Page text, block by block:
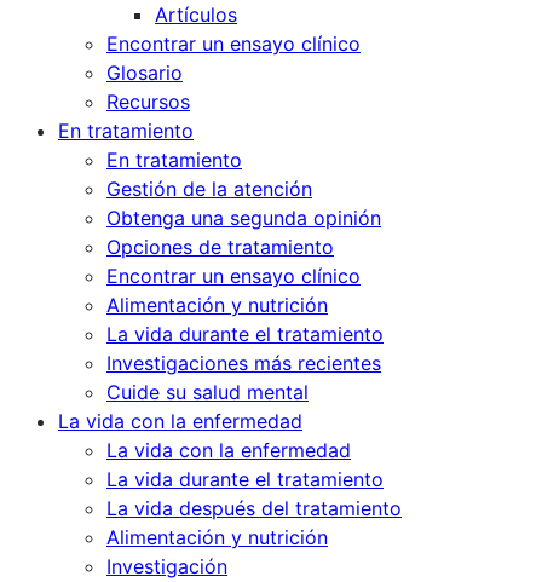
Artículos
Encontrar un ensayo clínico
Glosario
Recursos
En tratamiento
En tratamiento
Gestión de la atención
Obtenga una segunda opinión
Opciones de tratamiento
Encontrar un ensayo clínico
Alimentación y nutrición
La vida durante el tratamiento
Investigaciones más recientes
Cuide su salud mental
La vida con la enfermedad
La vida con la enfermedad
La vida durante el tratamiento
La vida después del tratamiento
Alimentación y nutrición
Investigación